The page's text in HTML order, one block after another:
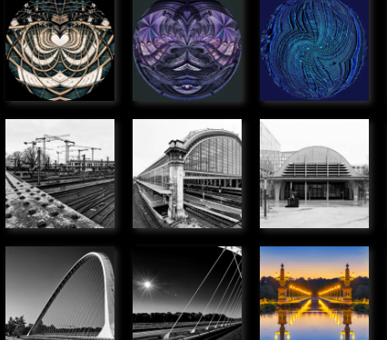
Anamorphose
» Graphique
Anamorphose
» Graphique
Anamorphose
» Graphique
Monde
d'acier
» Urbain
Gare St
Jean,
Bordeaux
» Urbain
Halle Boca,
Bordeaux
» Urbain
Pont de
l'Europe,
Orléans
» Urbain
l'Europe,
Orléans
» Urbain
Pont canal
de Briare
» Urbain